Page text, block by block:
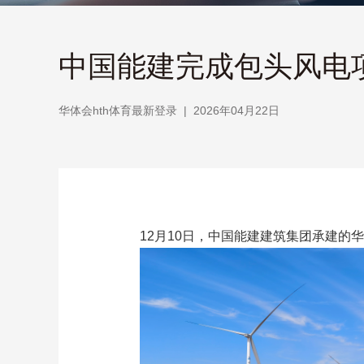
中国能建完成包头风
华体会hth体育最新登录 | 2026年04月22日
12月10日，中国能建建筑集团承建的